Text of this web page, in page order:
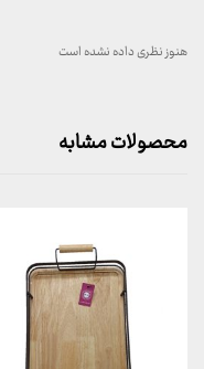
هنوز نظری داده نشده است
محصولات مشابه